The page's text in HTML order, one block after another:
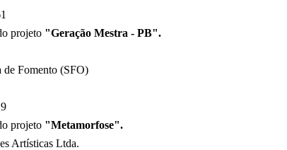
projeto "Geração Mestra - PB".
de Fomento (SFO)
projeto "Metamorfose".
Artísticas Ltda.